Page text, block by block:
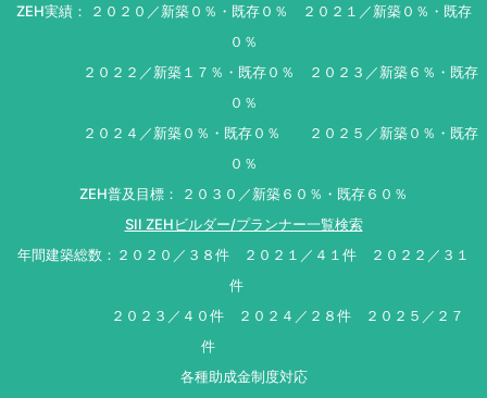
ZEH実績： ２０２０／新築０％・既存０％ ２０２１／新築０％・既存
０％
２０２２／新築１７％・既存０％ ２０２３／新築６％・既存
０％
２０２４／新築０％・既存０％ ２０２５／新築０％・既存
０％
ZEH普及目標： ２０３０／新築６０％・既存６０％
SII ZEHビルダー/プランナー一覧検索
年間建築総数：２０２０／３８件 ２０２１／４１件 ２０２２／３１
件
２０２３／４０件 ２０２４／２８件 ２０２５／２７
件
各種助成金制度対応